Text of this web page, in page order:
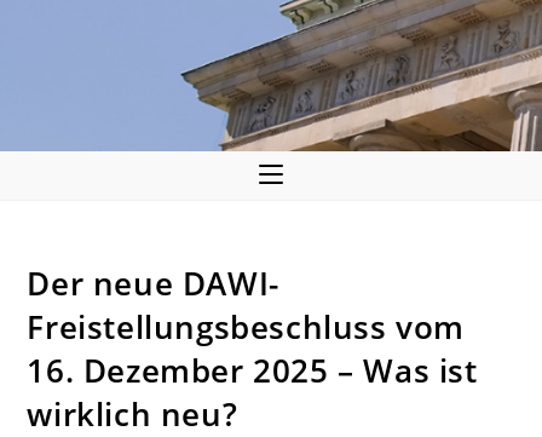
Der neue DAWI-
Freistellungsbeschluss vom
16. Dezember 2025 – Was ist
wirklich neu?